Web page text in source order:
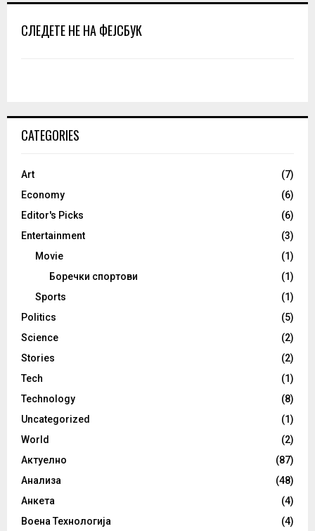
СЛЕДЕТЕ НЕ НА ФЕЈСБУК
CATEGORIES
Art
(7)
Economy
(6)
Editor's Picks
(6)
Entertainment
(3)
Movie
(1)
Боречки спортови
(1)
Sports
(1)
Politics
(5)
Science
(2)
Stories
(2)
Tech
(1)
Technology
(8)
Uncategorized
(1)
World
(2)
Актуелно
(87)
Анализа
(48)
Анкета
(4)
Воена Технологија
(4)